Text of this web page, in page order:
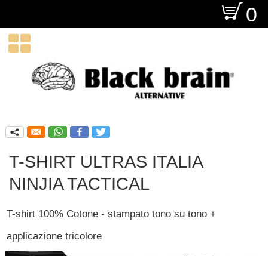
O 0

q
T-SHIRT ULTRAS ITALIA
NINJIA TACTICAL
T-shirt 100% Cotone - stampato tono su tono +
applicazione tricolore